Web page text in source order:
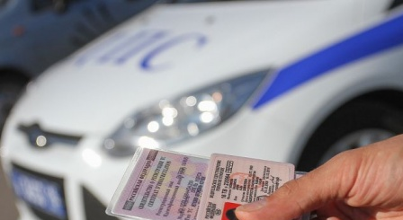
Перейти к основному содержанию